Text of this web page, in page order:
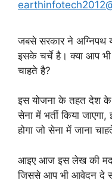
जबसे सरकार ने अग्निपथ
इसके चर्चे है। क्या आप भी
चाहते है?
इस योजना के तहत देश के
सेना में भर्ती किया
होगा जो सेना में जाना
आइए आज इस लेख की मदद
जिससे आप भी आवेदन दे